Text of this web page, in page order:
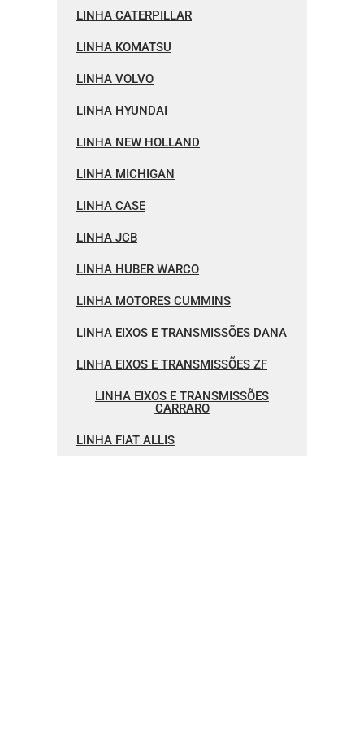
LINHA CATERPILLAR
LINHA KOMATSU
LINHA VOLVO
LINHA HYUNDAI
LINHA NEW HOLLAND
LINHA MICHIGAN
LINHA CASE
LINHA JCB
LINHA HUBER WARCO
LINHA MOTORES CUMMINS
LINHA EIXOS E TRANSMISSÕES DANA
LINHA EIXOS E TRANSMISSÕES ZF
LINHA EIXOS E TRANSMISSÕES
CARRARO
LINHA FIAT ALLIS